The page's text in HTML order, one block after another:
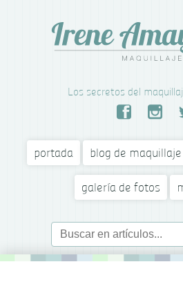
Los secretos del
portada blog de maquillaje
galería de fotos